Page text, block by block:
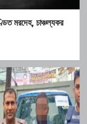
মরদেহ, চাঞ্চল্যকর